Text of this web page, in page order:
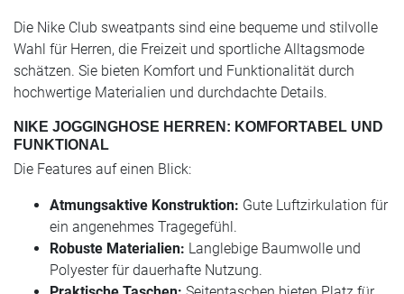
Die Nike Club sweatpants sind eine bequeme und stilvolle
Wahl für Herren, die Freizeit und sportliche Alltagsmode
schätzen. Sie bieten Komfort und Funktionalität durch
hochwertige Materialien und durchdachte Details.
NIKE JOGGINGHOSE HERREN: KOMFORTABEL UND
FUNKTIONAL
Die Features auf einen Blick:
Atmungsaktive Konstruktion: Gute Luftzirkulation für
ein angenehmes Tragegefühl.
Robuste Materialien: Langlebige Baumwolle und
Polyester für dauerhafte Nutzung.